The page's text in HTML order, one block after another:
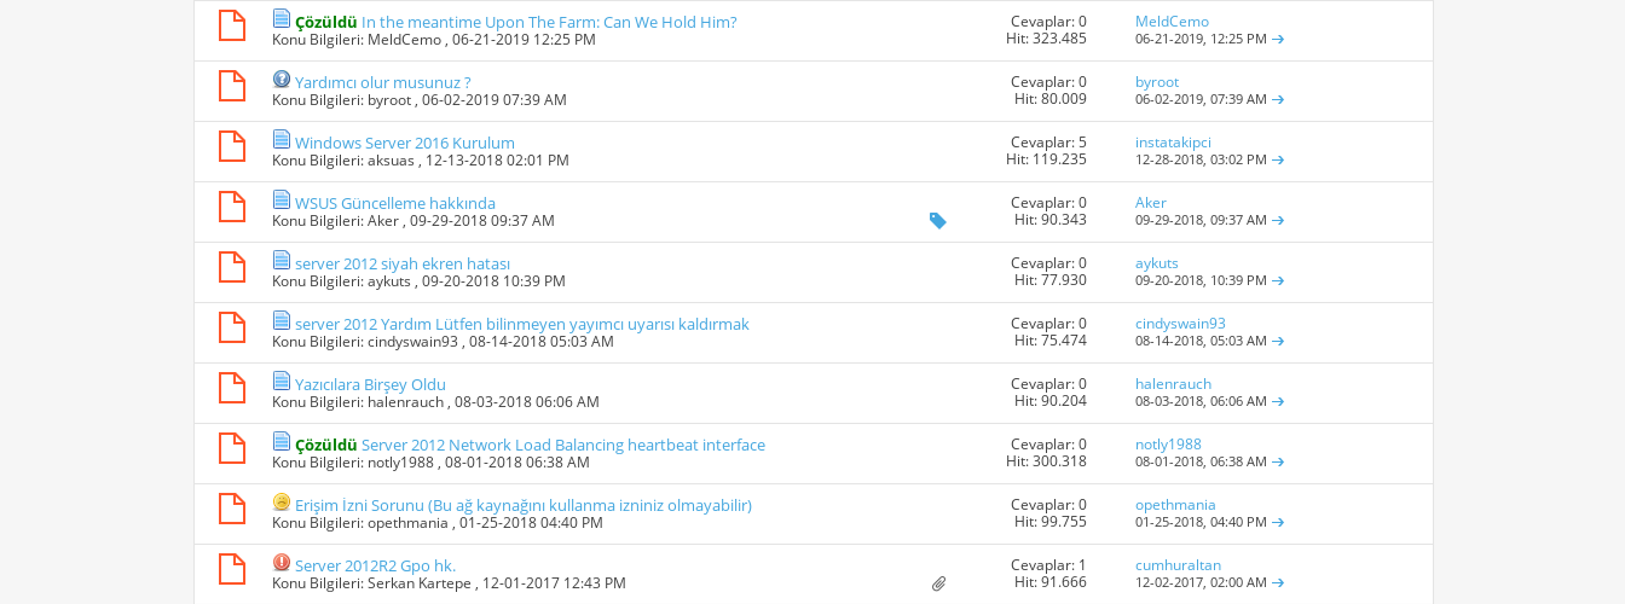
Çözüldü In the meantime Upon The Farm: Can We Hold Him?
Konu Bilgileri: MeldCemo , 06-21-2019 12:25 PM
Cevaplar: 0
Hit: 323.485
MeldCemo
06-21-2019, 12:25 PM
Yardımcı olur musunuz ?
Konu Bilgileri: byroot , 06-02-2019 07:39 AM
Cevaplar: 0
Hit: 80.009
byroot
06-02-2019,07:39 AM
Windows Server 2016 Kurulum
Konu Bilgileri:aksuas , 12-13-2018 02:01 PM
Cevaplar: 5
Hit: 119.235
instatakipci
12-28-2018,03:02 PM
WSUS Güncelleme hakkında
Konu Bilgileri:Aker , 09-29-2018 09:37 AM
Cevaplar: 0
Hit: 90.343
Aker
09-29-2018,09:37 AM
server 2012 siyah ekren hatası
Konu Bilgileri:aykuts , 09-20-2018 10:39 PM
Cevaplar: 0
Hit: 77.930
aykuts
09-20-2018, 10:39 PM
server 2012 Yardım Lütfen bilinmeyen yayımcı uyarısı kaldırmak
Konu Bilgileri:cindyswain93 , 08-14-2018 05:03 AM
Cevaplar: 0
Hit: 75.474
cindyswain93
08-14-2018,05:03 AM
Yazıcılara Birşey Oldu
Konu Bilgileri: halenrauch , 08-03-2018 06:06 AM
Cevaplar: 0
Hit: 90.204
halenrauch
08-03-2018,06:06 AM
Çözüldü Server 2012 Network Load Balancing heartbeat interface
Konu Bilgileri: notly1988 , 08-01-2018 06:38 AM
Cevaplar: 0
Hit: 300.318
notly1988
08-01-2018,06:38 AM
Erişim İzni Sorunu (Bu ağ kaynağını kullanma izniniz olmayabilir)
Konu Bilgileri:opethmania , 01-25-2018 04:40 PM
Cevaplar: 0
Hit: 99.755
opethmania
01-25-2018,04:40 PM
Server 2012R2 Gpo hk.
Konu Bilgileri:Serkan Kartepe , 12-01-2017 12:43 PM
Cevaplar: 1
Hit: 91.666
cumhuraltan
12-02-2017,02:00 AM